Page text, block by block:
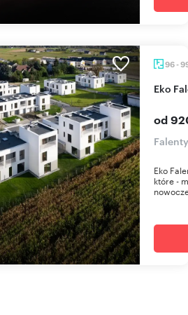
96 -
Eko
od
Eko
które -